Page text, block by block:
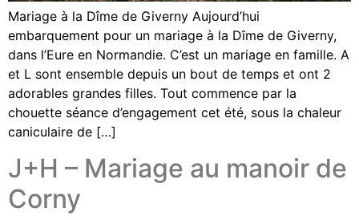
Mariage à la Dîme de Giverny Aujourd’hui
embarquement pour un mariage à la Dîme de Giverny,
dans l’Eure en Normandie. C’est un mariage en famille. A
et L sont ensemble depuis un bout de temps et ont 2
adorables grandes filles. Tout commence par la
chouette séance d’engagement cet été, sous la chaleur
caniculaire de […]
J+H – Mariage au manoir de
Corny